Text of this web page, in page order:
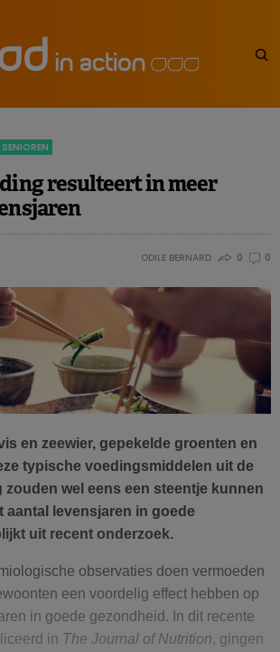
SENIOREN
resulteert in meer
ODILE BERNARD 0 0
en zeewier, gepekelde groenten en
typische voedingsmiddelen uit de
wel eens een steentje kunnen
aantal levensjaren in goede
uit recent onderzoek.
observaties doen vermoeden
een voordelig effect hebben op
in goede gezondheid. In dit recente
in The Journal of Nutrition, gingen